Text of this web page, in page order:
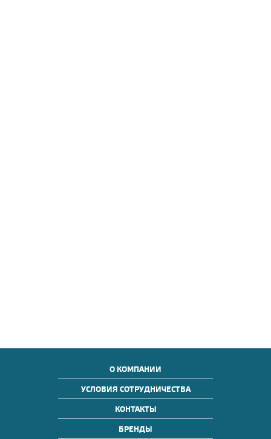
О КОМПАНИИ
УСЛОВИЯ СОТРУДНИЧЕСТВА
КОНТАКТЫ
БРЕНДЫ